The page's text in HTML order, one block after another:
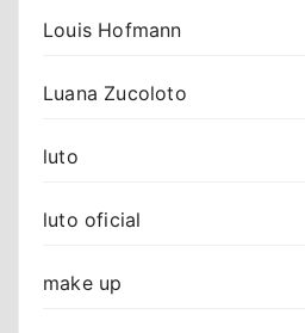
Louis Hofmann
Luana Zucoloto
luto
luto oficial
make up